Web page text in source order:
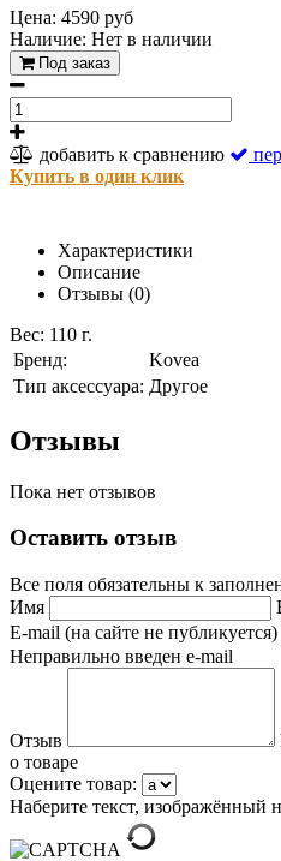
Цена: 4590 руб
Наличие: Нет в наличии
Под заказ
добавить к сравнению
Купить в один клик
Характеристики
Описание
Отзывы (0)
Вес: 110 г.
Бренд:
Kovea
Тип аксессуара: Другое
Отзывы
Пока нет отзывов
Оставить отзыв
Все поля обязательны к
Имя
E-mail (на сайте не публикуется)
Неправильно введен e-mail
Отзыв
о товаре
Оцените товар:
Наберите текст, изображённый